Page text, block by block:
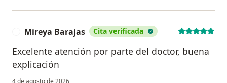
Mireya Barajas Cita verificada
Excelente atención por parte del doctor, buena
explicación
4 de agosto de 2026